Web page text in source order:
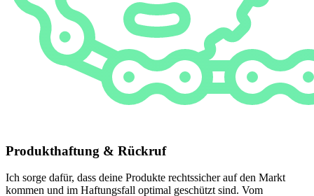
Produkthaftung & Rückruf
Ich sorge dafür, dass deine Produkte rechtssicher auf den Markt
kommen und im Haftungsfall optimal geschützt sind. Vom